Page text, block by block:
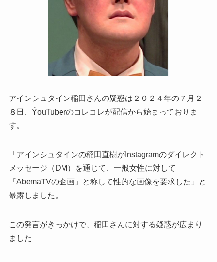
アインシュタイン稲田さんの疑惑は２０２４年の７月２
８日、ÝouTuberのコレコレが配信から始まっておりま
す。
「アインシュタインの稲田直樹がInstagramのダイレクト
メッセージ（DM）を通じて、一般女性に対して
「AbemaTVの企画」と称して性的な画像を要求した」と
暴露しました。
この発言がきっかけで、稲田さんに対する疑惑が広まり
ました